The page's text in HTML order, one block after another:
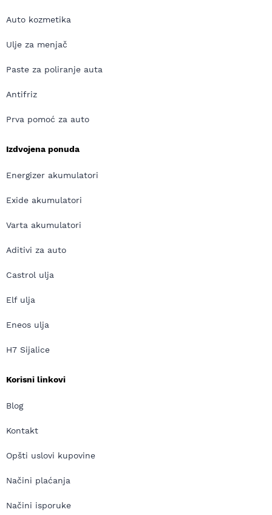
Auto kozmetika
Ulje za menjač
Paste za poliranje auta
Antifriz
Prva pomoć za auto
Izdvojena ponuda
Energizer akumulatori
Exide akumulatori
Varta akumulatori
Aditivi za auto
Castrol ulja
Elf ulja
Eneos ulja
H7 Sijalice
Korisni linkovi
Blog
Kontakt
Opšti uslovi kupovine
Načini plaćanja
Načini isporuke